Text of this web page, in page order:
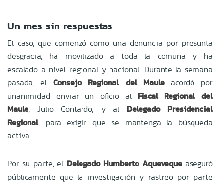
Un mes sin respuestas
El caso, que comenzó como una denuncia por presunta
desgracia, ha movilizado a toda la comuna y ha
escalado a nivel regional y nacional. Durante la semana
pasada, elConsejo Regional del Mauleacordó por
unanimidad enviar un oficio al Fiscal Regional del
Maule, Julio Contardo, y al Delegado Presidencial
Regional, para exigir que se mantenga la búsqueda
activa.
Por su parte, el Delegado Humberto Aquevequeaseguró
públicamente que la investigación y rastreo por parte